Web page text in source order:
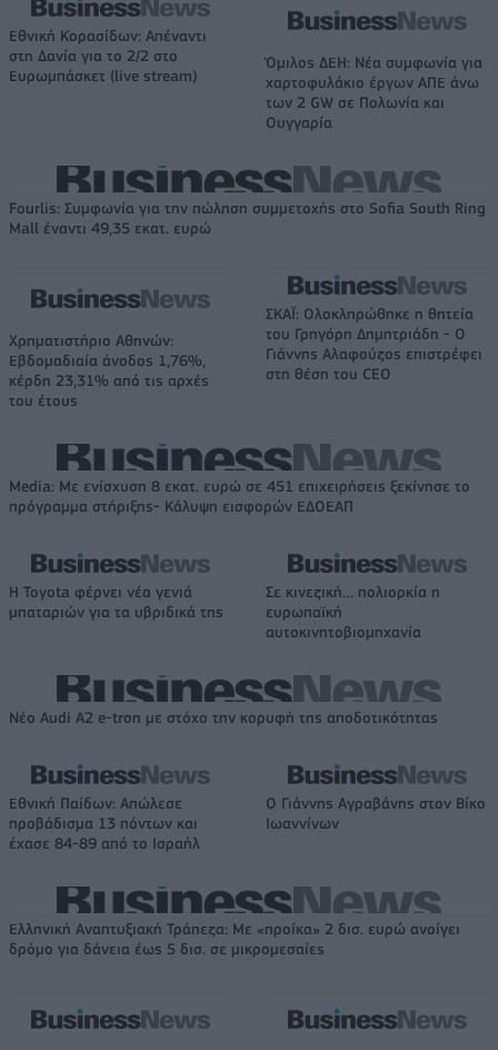
Εθνική Κορασίδων: Απέναντι
στη Δανία για το 2/2 στο
Ευρωμπάσκετ (live stream)
Όμιλος ΔΕΗ: Νέα συμφωνία για
χαρτοφυλάκιο έργων ΑΠΕ άνω
των 2 GW σε Πολωνία και
Ουγγαρία
Fourlis: Συμφωνία για την πώληση συμμετοχής στο Sofia South Ring
Mall έναντι 49,35 εκατ. ευρώ
Χρηματιστήριο Αθηνών:
Εβδομαδιαία άνοδος 1,76%,
κέρδη 23,31% από τις αρχές
του έτους
ΣΚΑΪ: Ολοκληρώθηκε η θητεία
του Γρηγόρη Δημητριάδη - Ο
Γιάννης Αλαφούζος επιστρέφει
στη θέση του CEO
Media: Με ενίσχυση 8 εκατ. ευρώ σε 451 επιχειρήσεις ξεκίνησε το
πρόγραμμα στήριξης- Κάλυψη εισφορών ΕΔΟΕΑΠ
Η Toyota φέρνει νέα γενιά
μπαταριών για τα υβριδικά της
Σε κινεζική… πολιορκία η
ευρωπαϊκή
αυτοκινητοβιομηχανία
Νέο Audi A2 e-tron με στόχο την κορυφή της αποδοτικότητας
Εθνική Παίδων: Απώλεσε
προβάδισμα 13 πόντων και
έχασε 84-89 από το Ισραήλ
Ο Γιάννης Αγραβάνης στον Βίκο
Ιωαννίνων
Ελληνική Αναπτυξιακή Τράπεζα: Με «προίκα» 2 δισ. ευρώ ανοίγει
δρόμο για δάνεια έως 5 δισ. σε μικρομεσαίες